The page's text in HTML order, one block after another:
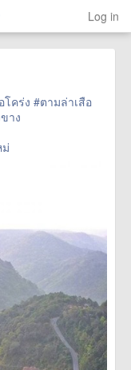
Log in
โคร่ง #ตามล่าเสือ
าง
ดอยอ่าง